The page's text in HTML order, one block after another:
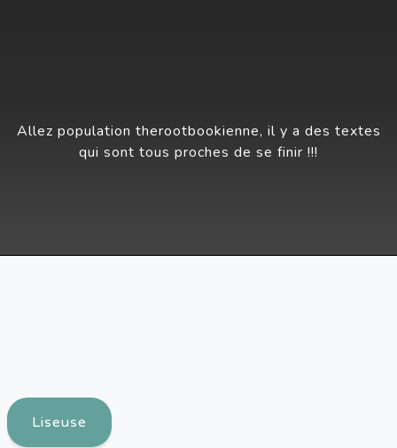
Allez population therootbookienne, il y a des textes
qui sont tous proches de se finir !!!
Liseuse